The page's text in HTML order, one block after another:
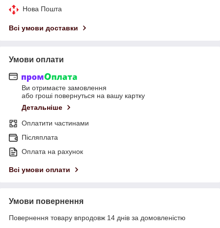
Нова Пошта
Всі умови доставки
Умови оплати
Ви отримаєте замовлення
або гроші повернуться на вашу картку
Детальніше
Оплатити частинами
Післяплата
Оплата на рахунок
Всі умови оплати
Умови повернення
Повернення товару впродовж 14 днів за домовленістю